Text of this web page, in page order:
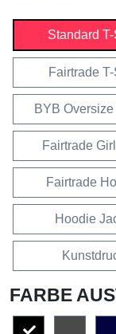
Standard
Fairtrade
BYB Oversize
Fairtrade
Fairtrade
Hoodie
FARBE